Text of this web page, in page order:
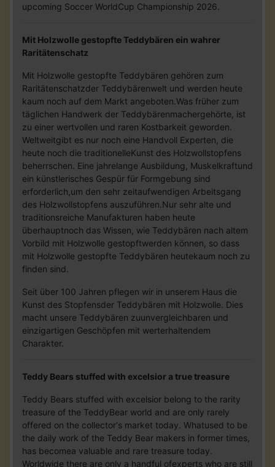
upcoming Soccer WorldCup Championship 2026.
Mit Holzwolle gestopfte Teddybären ein wahrer
Raritätenschatz
Mit Holzwolle gestopfte Teddybären gehören zum
Raritätenschatzder Teddybärenwelt und werden heute
kaum noch auf dem Markt angeboten.Was früher zum
täglichen Handwerk der Teddybärenmachergehörte, ist
zu einer wertvollen und raren Kostbarkeit geworden.
Weltweitgibt es nur noch eine Handvoll Experten, die
heute noch die traditionelleKunst des Holzwollstopfens
beherrschen. Eine jahrelange Ausbildung, Muskelkraftund
ein künstlerisches Gespür für Formgebung sind
erforderlich,um den sehr zeitaufwendigen Arbeitsgang
des Holzwollstopfens auszuführen.Nur sehr alte und
traditionsreiche Manufakturen haben heute
überhauptnoch das Wissen, wie Teddybären nach altem
Vorbild mit Holzwolle gestopftwerden können, so dass
mit Holzwolle gestopfte Teddybären heutekaum noch zu
finden sind.
Seit über 100 Jahren pflegen wir in unserem Haus die
Kunst des Stopfensder Teddybären mit Holzwolle. Dies
macht unsere Teddybären zuunvergleichbaren und
einzigartigen Geschöpfen mit werterhaltendem
Charakter.
Teddy Bears stuffed with excelsior a true treasure
Teddy Bears stuffed with excelsior belong to the rarity
treasure of the TeddyBear world and are only rarely
offered on the collector's market today. Whatused to be
the daily work of the Teddy Bear makers in former times,
has becomea valuable and rare treasure today.
Worldwide there are only a handful ofexperts who are still